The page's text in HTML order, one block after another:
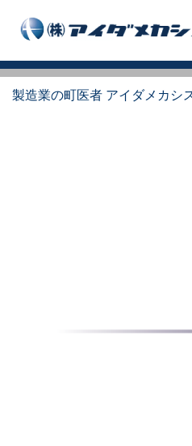
製造業の町医者 アイダメカシ